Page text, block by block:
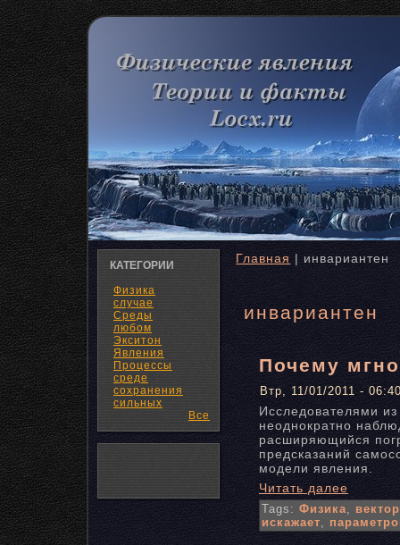
КАТЕГОРИИ
Физика
случае
Среды
любом
Экситон
Явления
Процессы
среде
сохранения
сильных
Все
Главная | инвариантен
инвариантен
Почему
Втр, 11/01/2011 -
Исследователями
неоднократно
расширяющийся
предсказаний
модели явления.
Читать далее
Tags: Физика,
искажает,